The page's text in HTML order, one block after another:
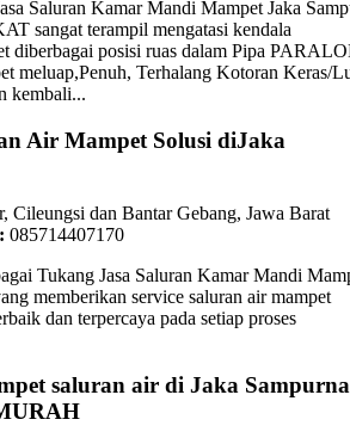
Saluran Kamar Mandi Mampet Jaka
sangat terampil mengatasi kendala
diberbagai posisi ruas dalam Pipa
meluap,Penuh, Terhalang Kotoran Keras/
kembali...
Air Mampet Solusi diJaka
Cileungsi dan Bantar Gebang, Jawa Barat
085714407170
Tukang Jasa Saluran Kamar Mandi
memberikan service saluran air mampet
dan terpercaya pada setiap proses
saluran air di Jaka Sampurna